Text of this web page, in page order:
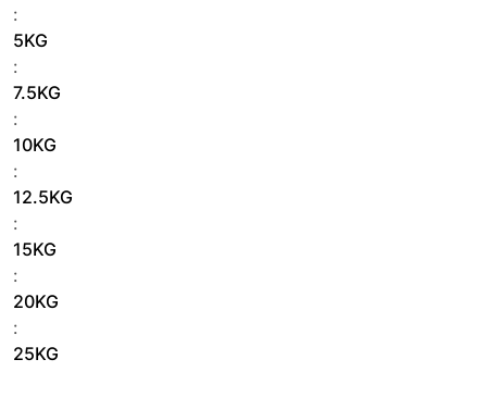
:
5KG
:
7.5KG
:
10KG
:
12.5KG
:
15KG
:
20KG
:
25KG